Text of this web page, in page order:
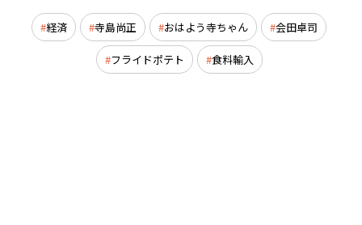
経済 寺島尚正 おはよう寺ちゃん 会田卓司
フライドポテト 食料輸入